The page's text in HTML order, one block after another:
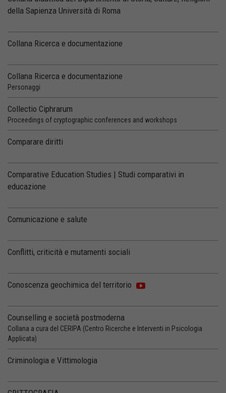
della Sapienza Università di Roma
Collana Ricerca e documentazione
Collana Ricerca e documentazione
Personaggi
Collectio Ciphrarum
Proceedings of cryptographic conferences and workshops
Comparare diritti
Comparative Education Studies | Studi comparativi in
educazione
Comunicazione e salute
Conflitti, criticità e mutamenti sociali
Conoscenza geochimica del territorio
Counselling e società postmoderna
Collana a cura del CERIPA (Centro Ricerche e Interventi in Psicologia
Applicata)
Criminologia e Vittimologia